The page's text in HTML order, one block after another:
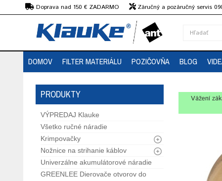
Doprava nad 150 € ZADARMO Záručný a pozáručný servis
strojov
DOMOV FILTER MATERIÁLU POZIČOVŇA BLOG
PRODUKTY
VÝPREDAJ Klauke
Všetko ručné náradie
Krimpovačky
Nožnice na strihanie káblov
Univerzálne akumulátorové náradie
GREENLEE Dierovače otvorov do
Vážení